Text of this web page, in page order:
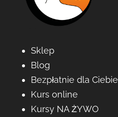
Sklep
Blog
Bezpłatnie dla Ciebie
Kurs online
Kursy NA ŻYWO